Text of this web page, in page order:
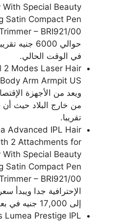
With Special Beauty
Satin Compact Pen
حوالي 6000
في الوقت الحالي.
2 Modes Laser Hair
Arm Armpit US
ويعد من الأجهزة
تقريبا.
Advanced IPL Hair
2 Attachments for
With Special Beauty
Satin Compact Pen
إلى 17,000 جنيه في بعض الحالات.